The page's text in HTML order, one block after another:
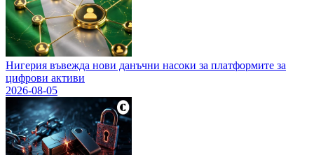
Нигерия въвежда нови данъчни насоки за платформите за
цифрови активи
2026-08-05